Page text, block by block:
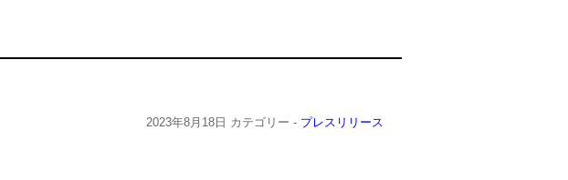
2023年8月18日 カテゴリー - プレスリリース